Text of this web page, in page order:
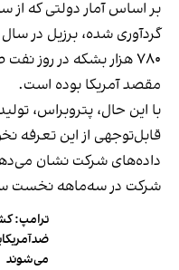
بر اساس آمار دولتی که
مقصد آمریکا بوده است.
با این حال، پتروبراس،
قابل‌توجهی از این تعرفه
داده‌های شرکت نشان
شرکت در سه‌ماهه نخست
ترامپ:
می‌شوند